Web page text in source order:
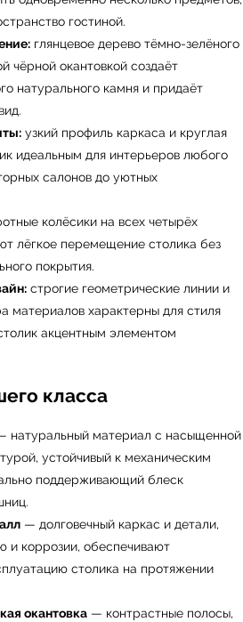
гостиной.
глянцевое дерево тёмно-зелёного
чёрной окантовкой создаёт
натурального камня и придаёт
узкий профиль каркаса и круглая
идеальным для интерьеров любого
салонов до уютных
колёсики на всех четырёх
лёгкое перемещение столика без
покрытия.
строгие геометрические линии и
материалов характерны для стиля
акцентным элементом
класса
натуральный материал с насыщенной
устойчивый к механическим
поддерживающий блеск
— долговечный каркас и детали,
и коррозии, обеспечивают
столика на протяжении
окантовка — контрастные полосы,